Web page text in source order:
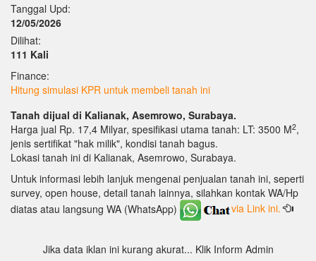
Tanggal Upd:
12/05/2026
Dilihat:
111 Kali
Finance:
Hitung simulasi KPR untuk membeli tanah ini
Tanah dijual di Kalianak, Asemrowo, Surabaya.
Harga jual Rp. 17,4 Milyar, spesifikasi utama tanah: LT: 3500 M2,
jenis sertifikat "hak milik", kondisi tanah bagus.
Lokasi tanah ini di Kalianak, Asemrowo, Surabaya.
Untuk informasi lebih lanjuk mengenai penjualan tanah ini, seperti
survey, open house, detail tanah lainnya, silahkan kontak WA/Hp
diatas atau langsung WA (WhatsApp)
via Link ini.
Jika data iklan ini kurang akurat... Klik Inform Admin